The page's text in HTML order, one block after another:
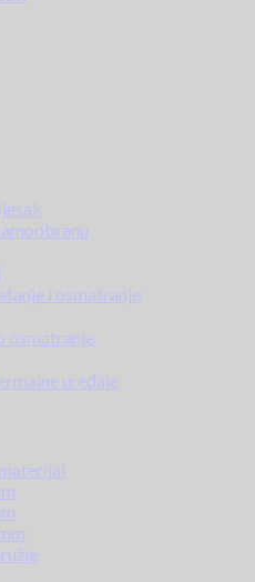
i osmatranje
osmatranje
uređaje